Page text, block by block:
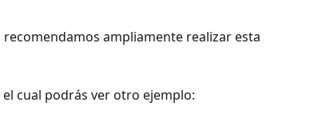
ampliamente realizar esta
cual podrás ver otro ejemplo: